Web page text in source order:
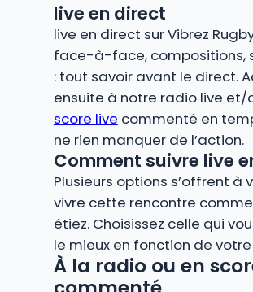
live en direct
live en direct sur Vibrez
face-à-face, compositions,
: tout savoir avant le direct.
ensuite à notre radio live et/
score live commenté en
ne rien manquer de l’action.
Comment suivre live
Plusieurs options s’offrent à
vivre cette rencontre comme
étiez. Choisissez celle qui
le mieux en fonction de
À la radio ou en